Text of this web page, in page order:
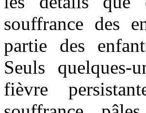
souffrance des
partie des
Seuls quelques-
fièvre